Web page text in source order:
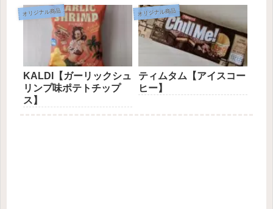
オリジナル商品
KALDI【ガーリックシュ
リンプ味ポテトチップ
ス】
オリジナル商品
ティムタム【アイスコー
ヒー】